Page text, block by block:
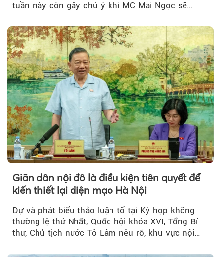
tuần này còn gây chú ý khi MC Mai Ngọc sẽ
Giãn dân nội đô là điều kiện tiên quyết để
kiến thiết lại diện mạo Hà Nội
Dự và phát biểu thảo luận tổ tại Kỳ họp không
thường lệ thứ Nhất, Quốc hội khóa XVI, Tổng Bí
thư, Chủ tịch nước Tô Lâm nêu rõ, khu vực nội